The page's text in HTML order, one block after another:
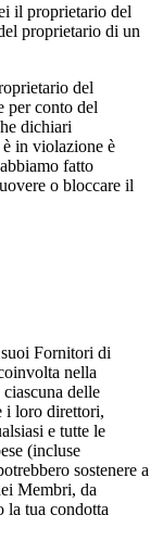
il proprietario del
proprietario di un
del
per conto del
dichiari
in violazione è
fatto
o bloccare il
Fornitori di
nella
delle
i loro direttori,
e tutte le
(incluse
sostenere a
Membri, da
tua condotta